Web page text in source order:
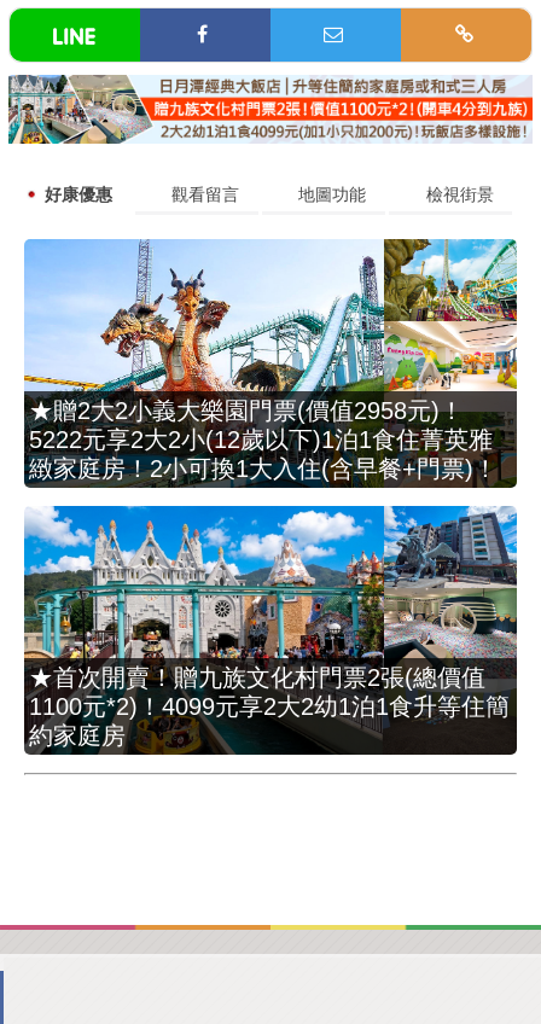
好康優惠 觀看留言 地圖功能 檢視街景
★贈2大2小義大樂園門票(價值2958元)！
5222元享2大2小(12歲以下)1泊1食住菁英雅
緻家庭房！2小可換1大入住(含早餐+門票)！
★首次開賣！贈九族文化村門票2張(總價值
1100元*2)！4099元享2大2幼1泊1食升等住簡
約家庭房